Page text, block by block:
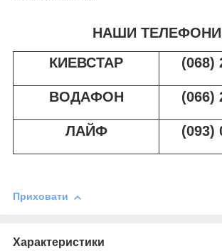
НАШИ
КИЕВСТАР
(068)
ВОДАФОН (066)
ЛАЙФ (093)
Приховати
Характеристики